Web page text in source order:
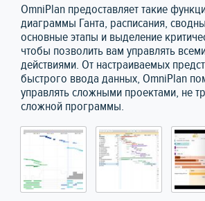
OmniPlan предоставляет такие
диаграммы Ганта, расписания,
основные этапы и выделение
чтобы позволить вам управлять
действиями. От настраиваемых
быстрого ввода данных, OmniPlan
управлять сложными проектами, не
сложной программы.